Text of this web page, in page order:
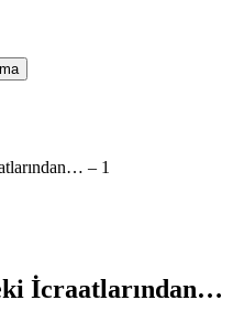
– 1
İcraatlarından…